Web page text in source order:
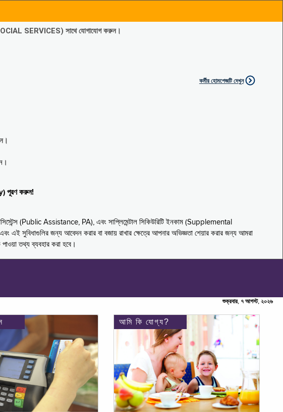
SOCIAL SERVICES) সাথে যোগাযোগ করুন।
কর্মীর হোমপেজটি দেখুন
পূরণ করুন!
(Public Assistance, PA), এবং সাপ্লিমেন্টাল সিকিউরিটি ইনকাম (Supplemental
এই সুবিধাগুলির জন্য আবেদন করার বা বজায় রাখার ক্ষেত্রে আপনার অভিজ্ঞতা শেয়ার করার জন্য আমরা
তথ্য ব্যবহার করা হবে।
শুক্রবার, ৭ আগস্ট, ২০২৬
আমি কি যোগ্য?